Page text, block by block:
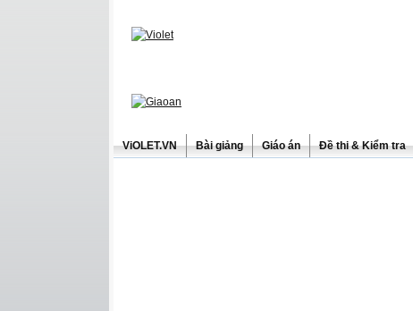
ViOLET.VN Bài giảng Giáo án Đề thi & Kiểm tra